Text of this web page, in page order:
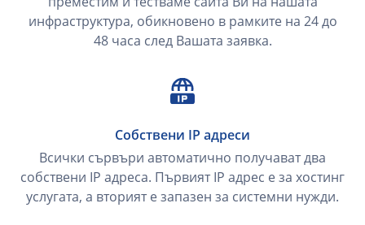
инфраструктура, обикновено в рамките на 24 до
48 часа след Вашата заявка.
Собствени IP адреси
Всички сървъри автоматично получават два
собствени IP адреса. Първият IP адрес е за хостинг
услугата, а вторият е запазен за системни нужди.